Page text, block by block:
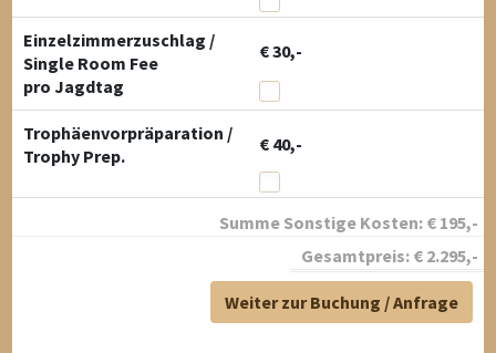
Einzelzimmerzuschlag /
Single Room Fee
€ 30,-
pro Jagdtag
Trophäenvorpräparation /
Trophy Prep.
€ 40,-
Summe Sonstige Kosten: € 195,-
Gesamtpreis: € 2.295,-
Weiter zur Buchung / Anfrage